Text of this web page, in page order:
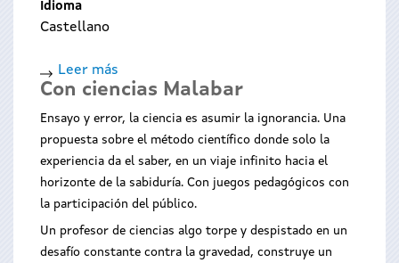
Idioma
Castellano
Leer más
Señor
Patajullo
e
a
Banda
Barullo
Con ciencias Malabar
Ensayo y error, la ciencia es asumir la ignorancia. Una
propuesta sobre el método científico donde solo la
experiencia da el saber, en un viaje infinito hacia el
horizonte de la sabiduría. Con juegos pedagógicos con
la participación del público.
Un profesor de ciencias algo torpe y despistado en un
desafío constante contra la gravedad, construye un